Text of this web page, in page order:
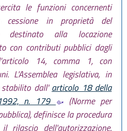
le funzioni concernenti
cessione in proprietà del
destinato alla locazione
con contributi pubblici dagli
14, comma 1, con
L'Assemblea legislativa, in
stabilito dall'articolo 18 della
n. 179
(Norme per
definisce la procedura
rilascio dell'autorizzazione,